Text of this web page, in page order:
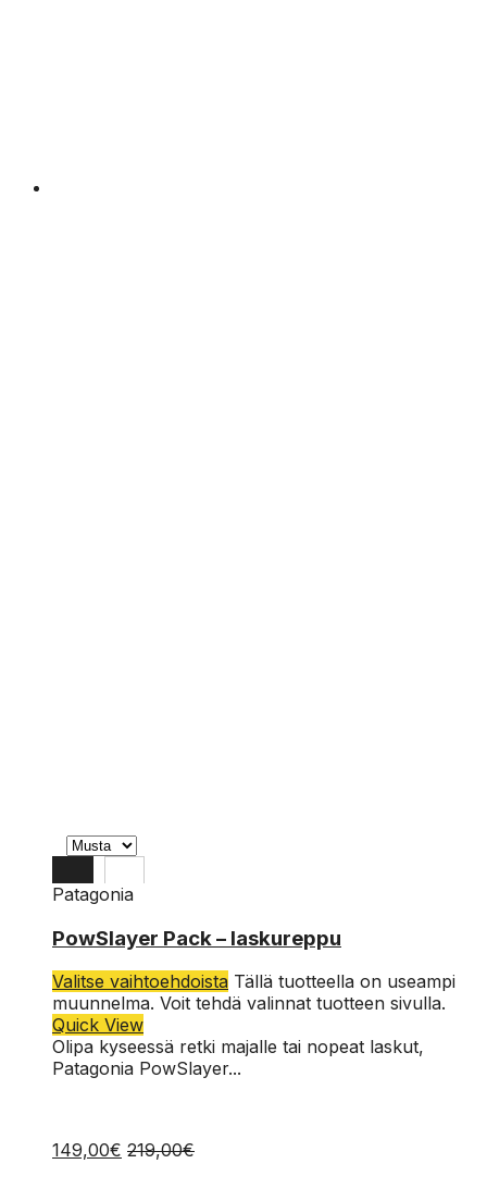
S
Patagonia
PowSlayer Pack – laskureppu
Valitse vaihtoehdoista Tällä tuotteella on useampi
muunnelma. Voit tehdä valinnat tuotteen sivulla.
Quick View
Olipa kyseessä retki majalle tai nopeat laskut,
Patagonia PowSlayer...
149,00€ 219,00€